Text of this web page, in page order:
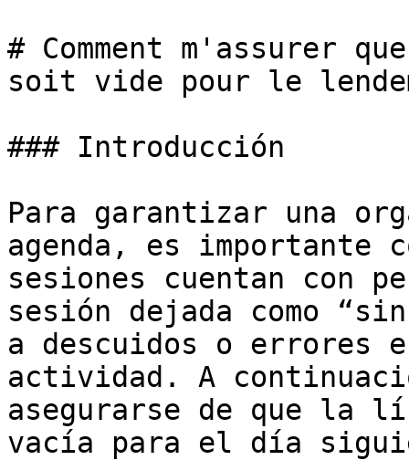
# Comment m'assurer
soit vide pour le
### Introducción
Para garantizar una
agenda, es importante
sesiones cuentan con
sesión dejada como
a descuidos o errores
actividad. A
asegurarse de que la
vacía para el día